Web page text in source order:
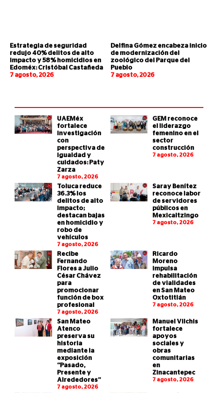
Estrategia de seguridad
redujo 40% delitos de alto
impacto y 58% homicidios en
Edoméx: Cristóbal Castañeda
7 agosto, 2026
Delfina Gómez encabeza inicio
de modernización del
zoológico del Parque del
Pueblo
7 agosto, 2026
UAEMéx
fortalece
investigación
con
perspectiva de
igualdad y
cuidados: Paty
Zarza
7 agosto, 2026
GEM reconoce
el liderazgo
femenino en el
sector
construcción
7 agosto, 2026
Toluca reduce
36.3% los
delitos de alto
impacto;
destacan bajas
en homicidio y
robo de
vehículos
7 agosto, 2026
Saray Benítez
reconoce labor
de servidores
públicos en
Mexicaltzingo
7 agosto, 2026
Recibe
Fernando
Flores a Julio
César Chávez
para
promocionar
función de box
profesional
7 agosto, 2026
Ricardo
Moreno
impulsa
rehabilitación
de vialidades
en San Mateo
Oxtotitlán
7 agosto, 2026
San Mateo
Atenco
preserva su
historia
mediante la
exposición
“Pasado,
Presente y
Alrededores”
7 agosto, 2026
Manuel Vilchis
fortalece
apoyos
sociales y
obras
comunitarias
en
Zinacantepec
7 agosto, 2026